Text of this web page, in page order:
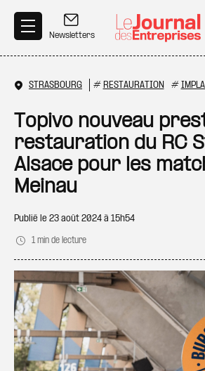
Newsletters
STRASBOURG # RESTAURATION #
Topivo nouveau
restauration du RC
Alsace pour les
Meinau
Publié le 23 août 2024 à 15h54
1 min de lecture